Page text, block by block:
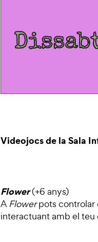
Videojocs de la Sala
Flower(+6 anys)
AFlowerpots controlar
interactuant amb el teu